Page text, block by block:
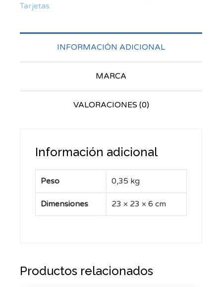
Tarjetas
INFORMACIÓN ADICIONAL
MARCA
VALORACIONES (0)
Información adicional
Peso 0,35 kg
Dimensiones 23 × 23 × 6 cm
Productos relacionados